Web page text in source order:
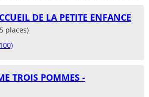
DE LA PETITE ENFANCE
places)
TROIS POMMES -